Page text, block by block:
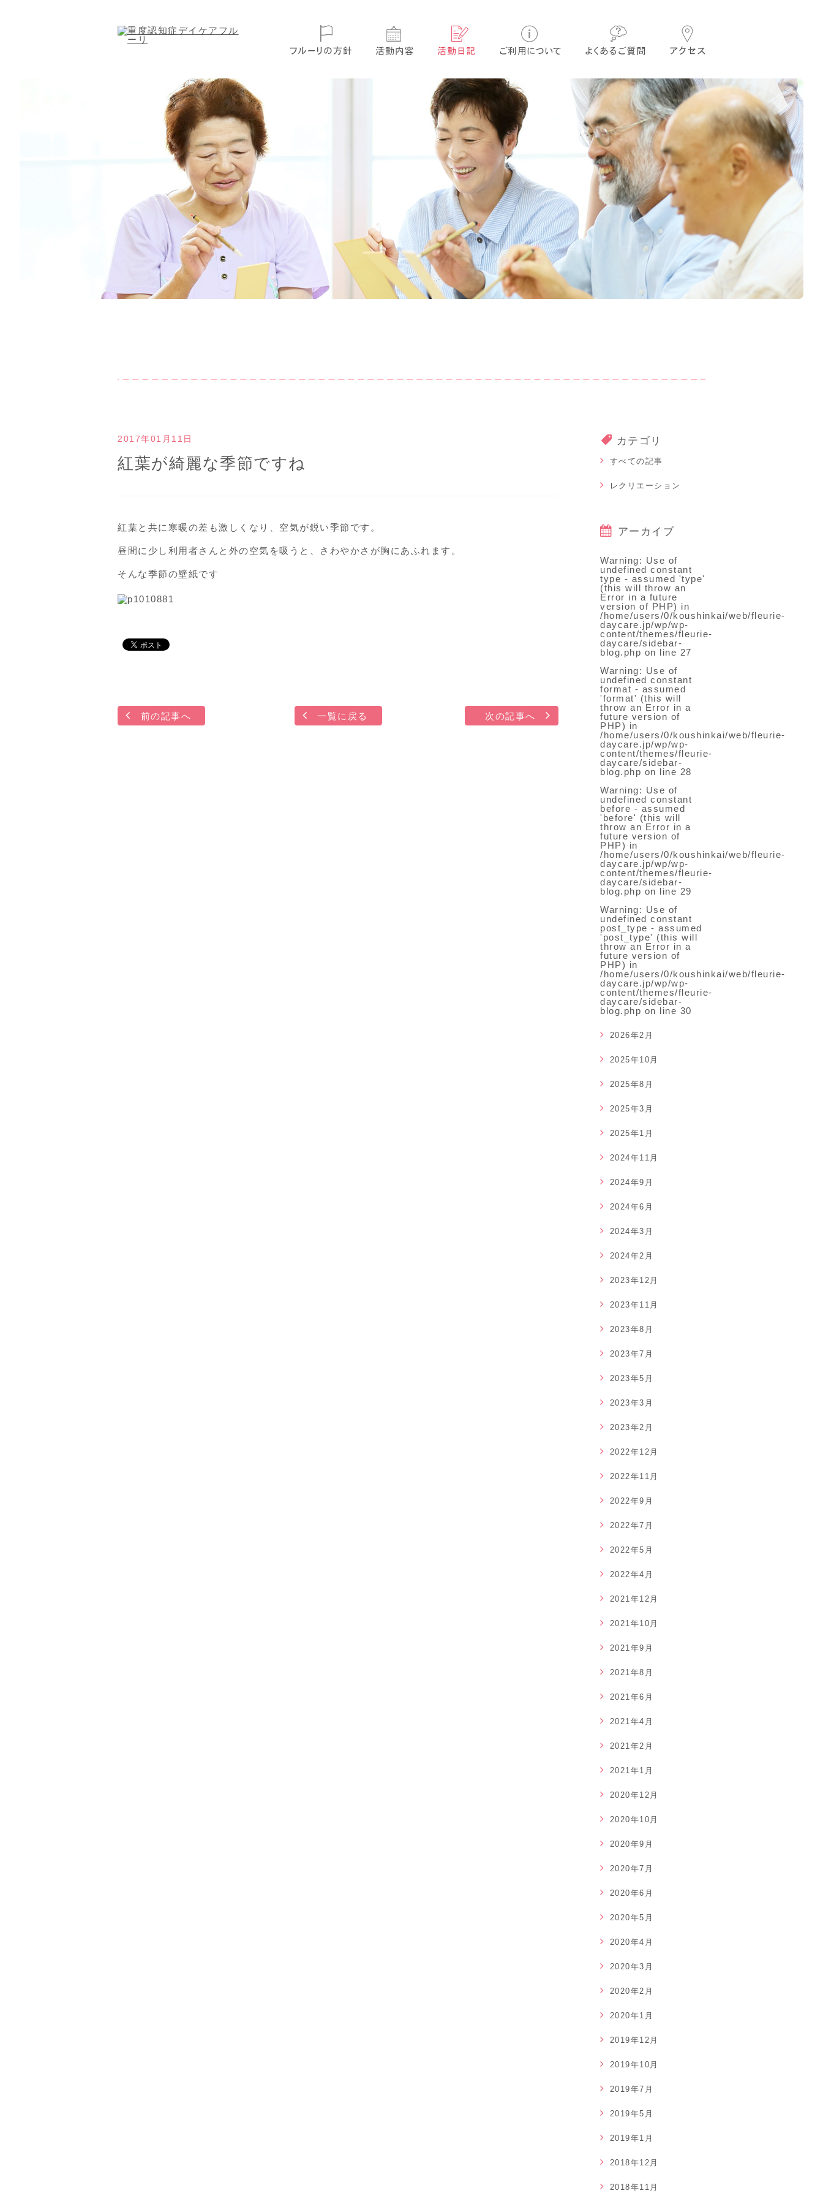
2017年01月11日
紅葉が綺麗な季節ですね
紅葉と共に寒暖の差も激しくなり、空気が鋭い季節です。
昼間に少し利用者さんと外の空気を吸うと、さわやかさが胸にあふれます。
そんな季節の壁紙です
前の記事へ 次の記事へ
一覧に戻る
カテゴリ
すべての記事
レクリエーション
アーカイブ
Warning: Use of
undefined constant
type - assumed 'type'
(this will throw an
Error in a future
version of PHP) in
/home/users/0/koushinkai/web/fleurie-
daycare.jp/wp/wp-
content/themes/fleurie-
daycare/sidebar-
blog.php on line 27
Warning: Use of
undefined constant
format - assumed
'format' (this will
throw an Error in a
future version of
PHP) in
/home/users/0/koushinkai/web/fleurie-
daycare.jp/wp/wp-
content/themes/fleurie-
daycare/sidebar-
blog.php on line 28
Warning: Use of
undefined constant
before - assumed
'before' (this will
throw an Error in a
future version of
PHP) in
/home/users/0/koushinkai/web/fleurie-
daycare.jp/wp/wp-
content/themes/fleurie-
daycare/sidebar-
blog.php on line 29
Warning: Use of
undefined constant
post_type - assumed
'post_type' (this will
throw an Error in a
future version of
PHP) in
/home/users/0/koushinkai/web/fleurie-
daycare.jp/wp/wp-
content/themes/fleurie-
daycare/sidebar-
blog.php on line 30
2026年2月
2025年10月
2025年8月
2025年3月
2025年1月
2024年11月
2024年9月
2024年6月
2024年3月
2024年2月
2023年12月
2023年11月
2023年8月
2023年7月
2023年5月
2023年3月
2023年2月
2022年12月
2022年11月
2022年9月
2022年7月
2022年5月
2022年4月
2021年12月
2021年10月
2021年9月
2021年8月
2021年6月
2021年4月
2021年2月
2021年1月
2020年12月
2020年10月
2020年9月
2020年7月
2020年6月
2020年5月
2020年4月
2020年3月
2020年2月
2020年1月
2019年12月
2019年10月
2019年7月
2019年5月
2019年1月
2018年12月
2018年11月